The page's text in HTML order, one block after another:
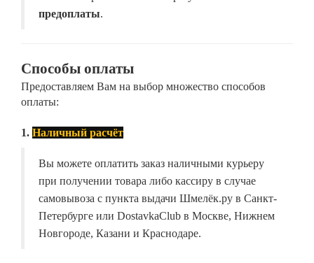
предоплаты.
Способы оплаты
Предоставляем Вам на выбор множество способов
оплаты:
1. Наличный расчёт
Вы можете оплатить заказ наличными курьеру
при получении товара либо кассиру в случае
самовывоза с пункта выдачи Шмелёк.ру в Санкт-
Петербурге или DostavkaClub в Москве, Нижнем
Новгороде, Казани и Краснодаре.